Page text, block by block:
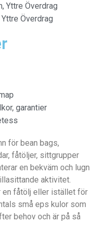
Yttre Överdrag
Överdrag
garantier
för bean bags,
fåtöljer, sittgrupper
en bekväm och lugn
aktivitet.
fåtölj eller istället för
små eps kulor som
behov och är på så